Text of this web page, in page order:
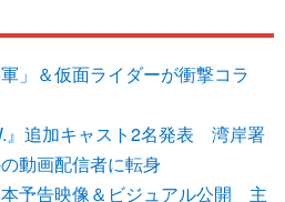
」＆仮面ライダーが衝撃コラ
』追加キャスト2名発表 湾岸署
動画配信者に転身
予告映像＆ビジュアル公開 主